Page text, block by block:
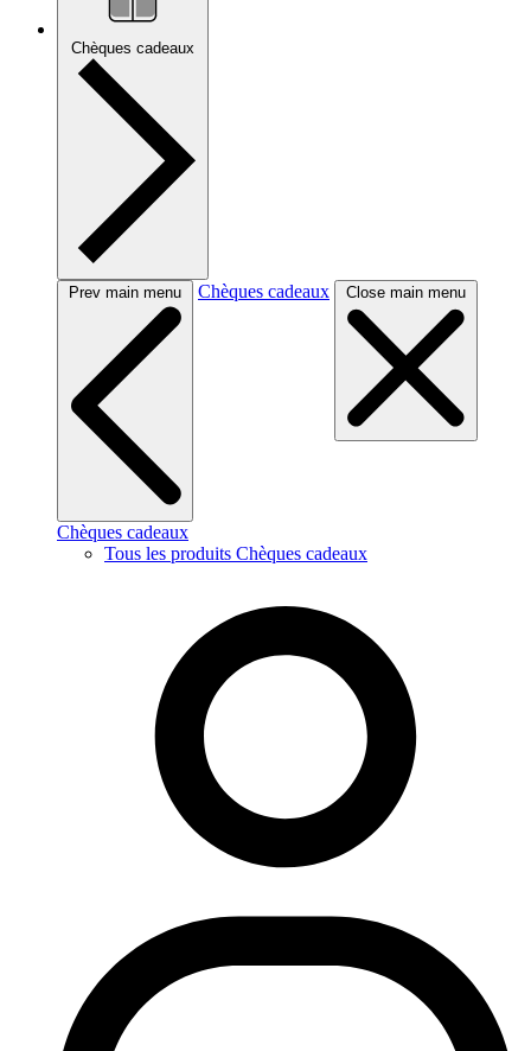
Chèques cadeaux
Prev main menu Chèques cadeaux Close main menu
Chèques cadeaux
Tous les produits Chèques cadeaux